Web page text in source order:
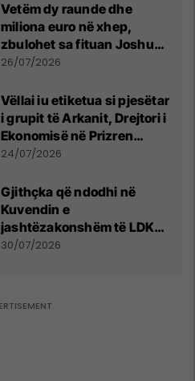
Vetëm dy raunde dhe
miliona euro në xhep,
zbulohet sa fituan Joshua
e Prenga
26/07/2026
Vëllai iu etiketua si pjesëtar
i grupit të Arkanit, Drejtori i
Ekonomisë në Prizren
mohon pretendimet
24/07/2026
Gjithçka që ndodhi në
Kuvendin e
jashtëzakonshëm të LDK-
së
30/07/2026